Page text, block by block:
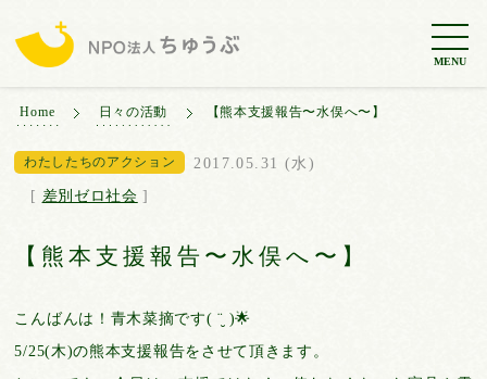
MENU
Home 日々の活動 【熊本支援報告〜水俣へ〜】
わたしたちのアクション
2017.05.31 (水)
[ 差別ゼロ社会 ]
【熊本支援報告〜水俣へ〜】
こんばんは！青木菜摘です( ¨̮ )🌟
5/25(木)の熊本支援報告をさせて頂きます。